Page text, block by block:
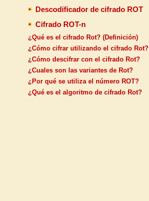
Descodificador de cifrado ROT
Cifrado ROT-n
¿Qué es el cifrado Rot? (Definición)
¿Cómo cifrar utilizando el cifrado Rot?
¿Cómo descifrar con el cifrado Rot?
¿Cuales son las variantes de Rot?
¿Por qué se utiliza el número ROT?
¿Qué es el algoritmo de cifrado Rot?